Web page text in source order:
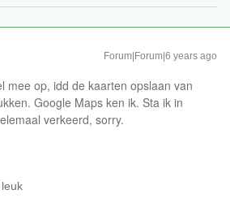
Forum|Forum|6 years ago
mee op, idd de kaarten opslaan van
Google Maps ken ik. Sta ik in
verkeerd, sorry.